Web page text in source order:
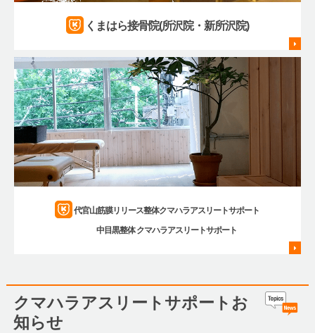
くまはら接骨院(所沢院・新所沢院)
代官山筋膜リリース整体クマハラアスリートサポート
中目黒整体 クマハラアスリートサポート
クマハラアスリートサポートお
知らせ